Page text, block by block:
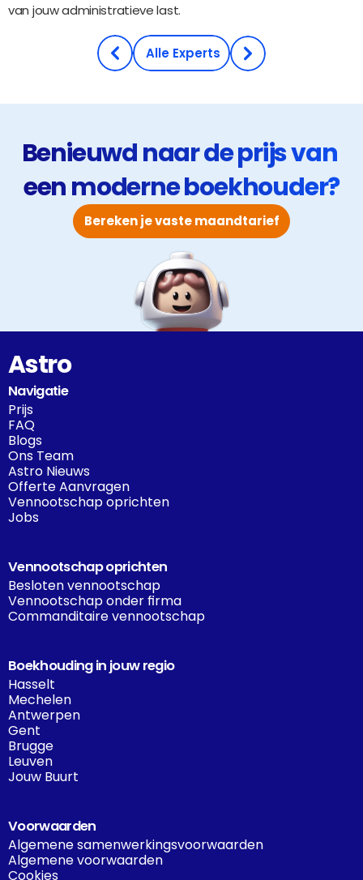
van jouw administratieve last.
Alle Experts
Benieuwd naar de prijs van
een moderne boekhouder?
Bereken je vaste maandtarief
Astro
Navigatie
Prijs
FAQ
Blogs
Ons Team
Astro Nieuws
Offerte Aanvragen
Vennootschap oprichten
Jobs
Vennootschap oprichten
Besloten vennootschap
Vennootschap onder firma
Commanditaire vennootschap
Boekhouding in jouw regio
Hasselt
Mechelen
Antwerpen
Gent
Brugge
Leuven
Jouw Buurt
Voorwaarden
Algemene samenwerkingsvoorwaarden
Algemene voorwaarden
Cookies